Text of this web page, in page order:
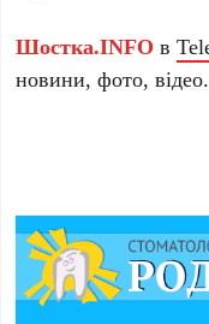
Шостка.INFO в
новини, фото,